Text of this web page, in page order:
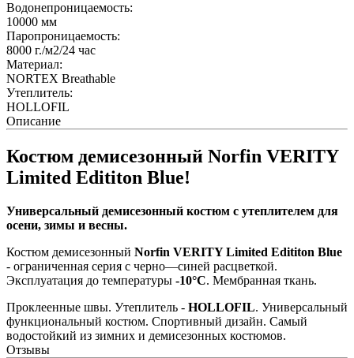
Водонепроницаемость:
10000 мм
Паропроницаемость:
8000 г./м2/24 час
Материал:
NORTEX Breathable
Утеплитель:
HOLLOFIL
Описание
Костюм демисезонный Norfin VERITY
Limited Edititon Blue!
Универсальный демисезонный костюм с утеплителем для
осени, зимы и весны.
Костюм демисезонный Norfin VERITY Limited Edititon Blue
- ограниченная серия с черно—синей расцветкой.
Эксплуатация до температуры -10°С. Мембранная ткань.
Проклеенные швы. Утеплитель - HOLLOFIL. Универсальный
функциональный костюм. Спортивный дизайн. Самый
водостойкий из зимних и демисезонных костюмов.
Отзывы